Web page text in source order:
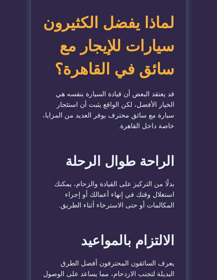
لماذا يفضل الكثيرون
سيارات للإيجار مع
سائق في القاهرة؟
قد يعتقد البعض أن قيادة السيارة بنفسه هي
الخيار الأفضل، لكن الواقع يثبت أن استئجار
سيارة مع سائق محترف يوفر العديد من المزايا،
خاصة داخل القاهرة.
الراحة طوال الرحلة
بدلًا من التركيز على القيادة والزحام، يمكنك
استغلال وقتك في إنهاء أعمالك أو إجراء
المكالمات أو حتى الاسترخاء أثناء الطريق.
الالتزام بالمواعيد
يعرف السائقون المحترفون أفضل الطرق
البديلة لتجنب الازدحام، مما يساعد على الوصول